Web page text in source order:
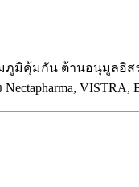
มิคุ้มกัน ต้านอนุมูลอิส
VISTRA,